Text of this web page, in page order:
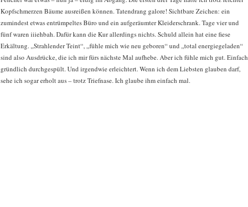
Kopfschmerzen Bäume ausreißen können. Tatendrang galore! Sichtbare Zeichen: ein
zumindest etwas entrümpeltes Büro und ein aufgeräumter Kleiderschrank. Tage vier und
fünf waren iiiehbah. Dafür kann die Kur allerdings nichts. Schuld allein hat eine fiese
Erkältung. „Strahlender Teint“, „fühle mich wie neu geboren“ und „total energiegeladen“
sind also Ausdrücke, die ich mir fürs nächste Mal aufhebe. Aber ich fühle mich gut. Einfach
gründlich durchgespült. Und irgendwie erleichtert. Wenn ich dem Liebsten glauben darf,
sehe ich sogar erholt aus – trotz Triefnase. Ich glaube ihm einfach mal.